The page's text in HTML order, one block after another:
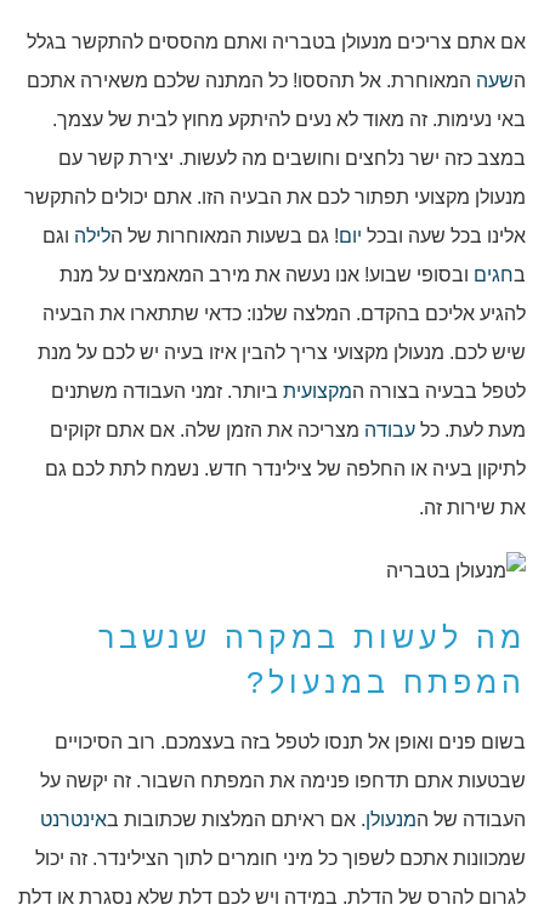
אם אתם צריכים מנעולן בטבריה ואתם מהססים להתקשר בגלל
השעה המאוחרת. אל תהססו! כל המתנה שלכם משאירה אתכם
באי נעימות. זה מאוד לא נעים להיתקע מחוץ לבית של עצמך.
במצב כזה ישר נלחצים וחושבים מה לעשות. יצירת קשר עם
מנעולן מקצועי תפתור לכם את הבעיה הזו. אתם יכולים להתקשר
אלינו בכל שעה ובכל יום! גם בשעות המאוחרות של הלילה וגם
בחגים ובסופי שבוע! אנו נעשה את מירב המאמצים על מנת
להגיע אליכם בהקדם. המלצה שלנו: כדאי שתתארו את הבעיה
שיש לכם. מנעולן מקצועי צריך להבין איזו בעיה יש לכם על מנת
לטפל בבעיה בצורה המקצועית ביותר. זמני העבודה משתנים
מעת לעת. כל עבודה מצריכה את הזמן שלה. אם אתם זקוקים
לתיקון בעיה או החלפה של צילינדר חדש. נשמח לתת לכם גם
את שירות זה.
מה לעשות במקרה שנשבר
המפתח במנעול?
בשום פנים ואופן אל תנסו לטפל בזה בעצמכם. רוב הסיכויים
שבטעות אתם תדחפו פנימה את המפתח השבור. זה יקשה על
העבודה של המנעולן. אם ראיתם המלצות שכתובות באינטרנט
שמכוונות אתכם לשפוך כל מיני חומרים לתוך הצילינדר. זה יכול
לגרום להרס של הדלת. במידה ויש לכם דלת שלא נסגרת או דלת